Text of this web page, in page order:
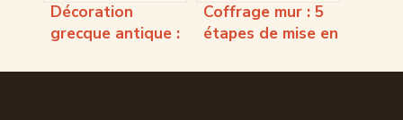
Décoration
grecque antique :
inspirations pour
Coffrage mur : 5
étapes de mise en
voile béton sans